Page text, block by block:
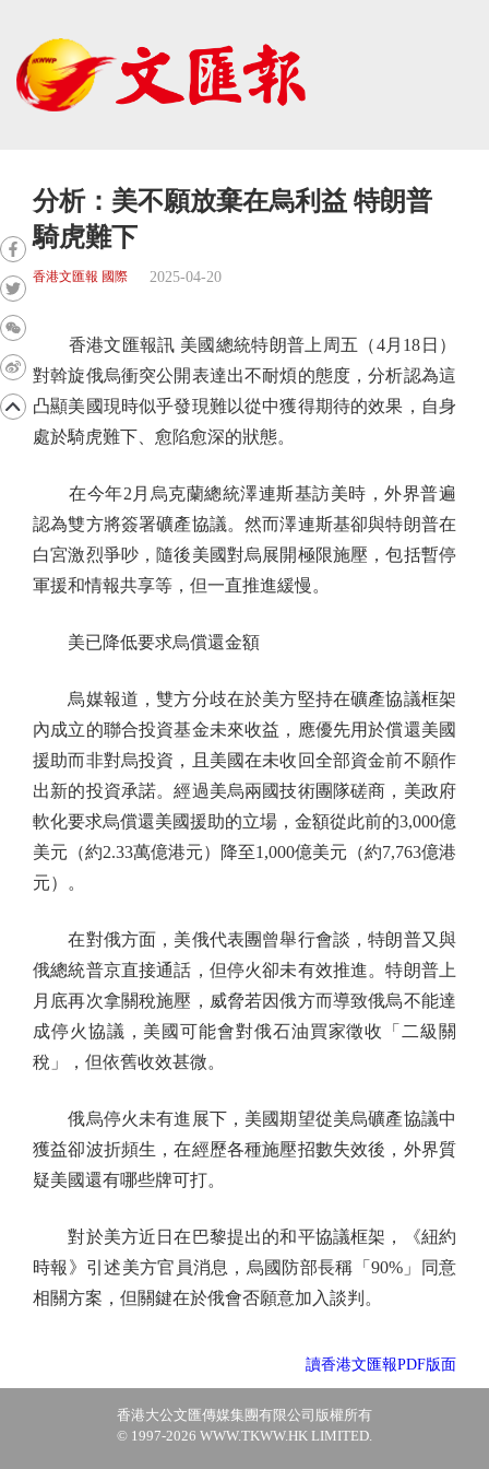
分析：美不願放棄在烏利益 特朗普
騎虎難下
香港文匯報 國際 2025-04-20
香港文匯報訊 美國總統特朗普上周五（4月18日）
對斡旋俄烏衝突公開表達出不耐煩的態度，分析認為這
凸顯美國現時似乎發現難以從中獲得期待的效果，自身
處於騎虎難下、愈陷愈深的狀態。
在今年2月烏克蘭總統澤連斯基訪美時，外界普遍
認為雙方將簽署礦產協議。然而澤連斯基卻與特朗普在
白宮激烈爭吵，隨後美國對烏展開極限施壓，包括暫停
軍援和情報共享等，但一直推進緩慢。
美已降低要求烏償還金額
烏媒報道，雙方分歧在於美方堅持在礦產協議框架
內成立的聯合投資基金未來收益，應優先用於償還美國
援助而非對烏投資，且美國在未收回全部資金前不願作
出新的投資承諾。經過美烏兩國技術團隊磋商，美政府
軟化要求烏償還美國援助的立場，金額從此前的3,000億
美元（約2.33萬億港元）降至1,000億美元（約7,763億港
元）。
在對俄方面，美俄代表團曾舉行會談，特朗普又與
俄總統普京直接通話，但停火卻未有效推進。特朗普上
月底再次拿關稅施壓，威脅若因俄方而導致俄烏不能達
成停火協議，美國可能會對俄石油買家徵收「二級關
稅」，但依舊收效甚微。
俄烏停火未有進展下，美國期望從美烏礦產協議中
獲益卻波折頻生，在經歷各種施壓招數失效後，外界質
疑美國還有哪些牌可打。
對於美方近日在巴黎提出的和平協議框架，《紐約
時報》引述美方官員消息，烏國防部長稱「90%」同意
相關方案，但關鍵在於俄會否願意加入談判。
讀香港文匯報PDF版面
香港大公文匯傳媒集團有限公司版權所有
© 1997-2026 WWW.TKWW.HK LIMITED.